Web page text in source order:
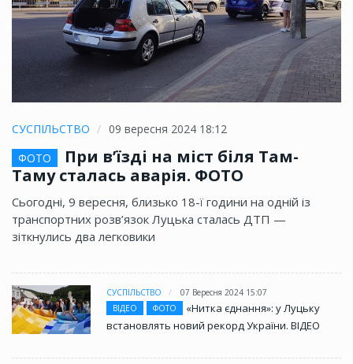
СУСПІЛЬСТВО
09 вересня 2024 18:12
ФОТО
При в’їзді на міст біля Там-
Таму сталась аварія. ФОТО
Сьогодні, 9 вересня, близько 18-ї години на одній із
транспортних розв’язок Луцька сталась ДТП —
зіткнулись два легковики
СУСПІЛЬСТВО
07 Вересня 2024 15:07
ВІДЕО
ФОТО
«Нитка єднання»: у Луцьку
встановлять новий рекорд України. ВІДЕО